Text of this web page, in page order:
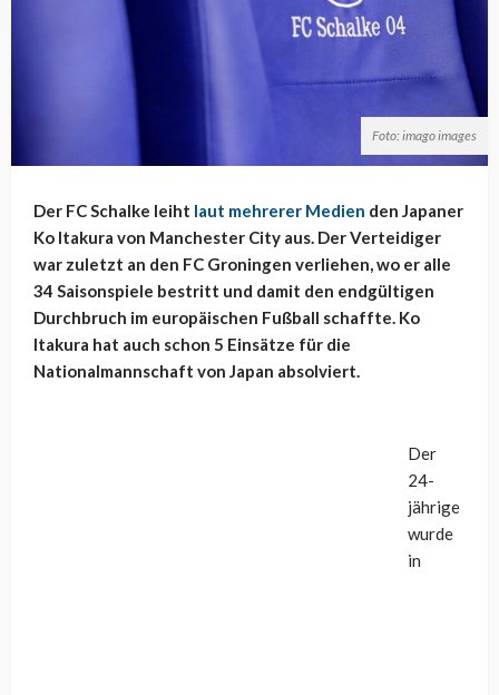
Foto: imago images
Der FC Schalke leiht laut mehrerer Medien den Japaner
Ko Itakura von Manchester City aus. Der Verteidiger
war zuletzt an den FC Groningen verliehen, wo er alle
34 Saisonspiele bestritt und damit den endgültigen
Durchbruch im europäischen Fußball schaffte. Ko
Itakura hat auch schon 5 Einsätze für die
Nationalmannschaft von Japan absolviert.
Der
24-
jährige
wurde
in